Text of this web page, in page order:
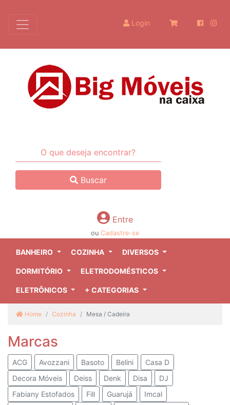
Login
Buscar
Entre
ou Cadastre-se
BANHEIRO COZINHA DIVERSOS
DORMITÓRIO ELETRODOMÉSTICOS
ELETRÔNICOS + CATEGORIAS
Home Cozinha Mesa / Cadeira
Marcas
ACG Avozzani Basoto Belini
Casa D
Decora Móveis
Deiss Denk Disa
DJ
Fabiany Estofados
Fill Guarujá
Imcal